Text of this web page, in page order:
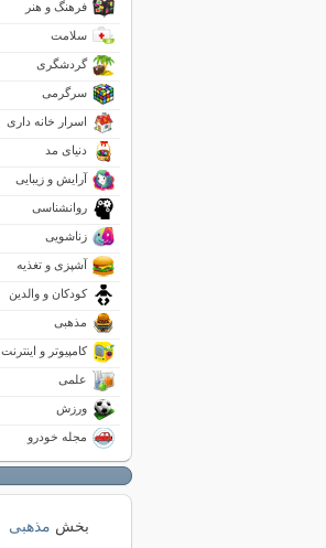
فرهنگ و هنر
سلامت
گردشگری
سرگرمی
اسرار خانه داری
دنیای مد
آرایش و زیبایی
روانشناسی
زناشویی
آشپزی و تغذیه
کودکان و والدین
مذهبی
کامپیوتر و اینترنت
علمی
ورزش
مجله خودرو
بخش مذهبی